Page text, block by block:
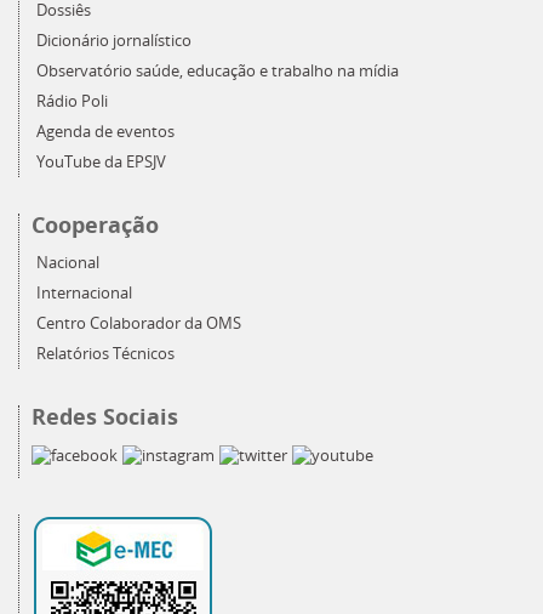
Dossiês
Dicionário jornalístico
Observatório saúde, educação e trabalho na mídia
Rádio Poli
Agenda de eventos
YouTube da EPSJV
Cooperação
Nacional
Internacional
Centro Colaborador da OMS
Relatórios Técnicos
Redes Sociais